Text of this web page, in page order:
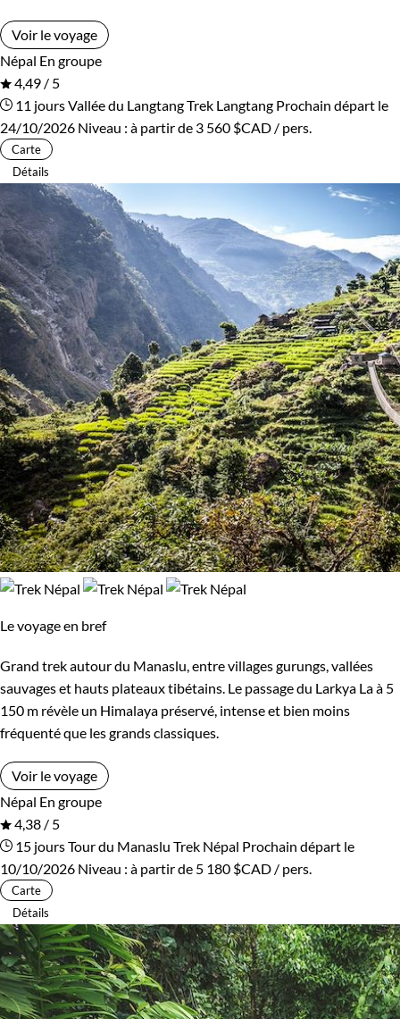
Voir le voyage
Népal En groupe
4,49 / 5
11 joursVallée du LangtangTrek Langtang Prochain départ le
24/10/2026 Niveau : à partir de 3 560 $CAD / pers.
Carte
Détails
Le voyage en bref
Grand trek autour du Manaslu, entre villages gurungs, vallées
sauvages et hauts plateaux tibétains. Le passage du Larkya La à 5
150 m révèle un Himalaya préservé, intense et bien moins
fréquenté que les grands classiques.
Voir le voyage
Népal En groupe
4,38 / 5
15 joursTour du Manaslu Trek Népal Prochain départ le
10/10/2026 Niveau : à partir de 5 180 $CAD / pers.
Carte
Détails